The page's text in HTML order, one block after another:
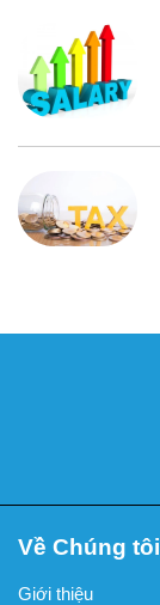
Về Chúng tôi
Giới thiệu